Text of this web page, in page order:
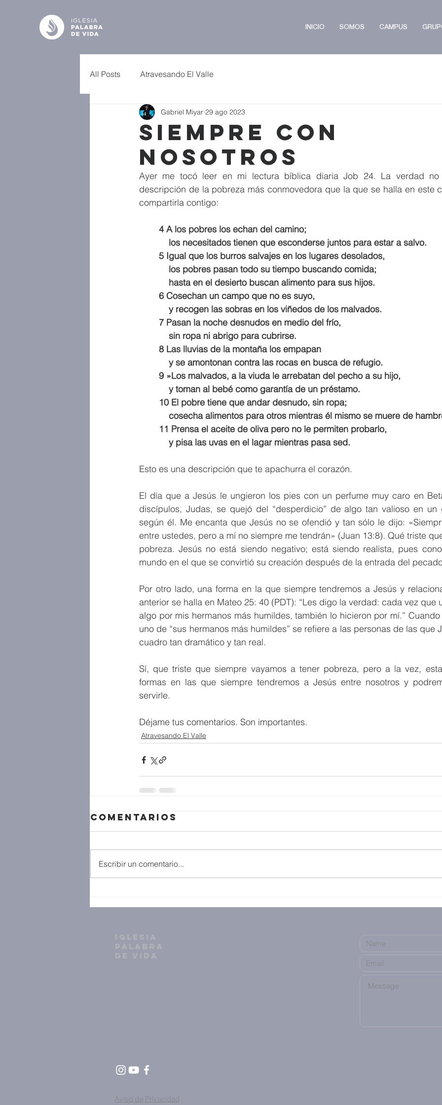
INICIO SOMOS CAMPUS
All Posts Atravesando El Valle
Siempre con
Nosotros
Gabriel Miyar 29 ago 2023
Ayer me tocó leer en mi lectura bíblica diaria Job 24. La verdad no
descripción de la pobreza más conmovedora que la que se halla en este
compartirla contigo:
4 A los pobres los echan del camino;
    los necesitados tienen que esconderse juntos para estar a salvo.
5 Igual que los burros salvajes en los lugares desolados,
    los pobres pasan todo su tiempo buscando comida;
    hasta en el desierto buscan alimento para sus hijos.
6 Cosechan un campo que no es suyo,
    y recogen las sobras en los viñedos de los malvados.
7 Pasan la noche desnudos en medio del frío,
    sin ropa ni abrigo para cubrirse.
8 Las lluvias de la montaña los empapan
    y se amontonan contra las rocas en busca de refugio.
9 »Los malvados, a la viuda le arrebatan del pecho a su hijo,
    y toman al bebé como garantía de un préstamo.
10 El pobre tiene que andar desnudo, sin ropa;
cosecha alimentos para otros mientras él mismo se muere de
11 Prensa el aceite de oliva pero no le permiten probarlo,
    y pisa las uvas en el lagar mientras pasa sed.
Esto es una descripción que te apachurra el corazón.
El día que a Jesús le ungieron los pies con un perfume muy caro en
discípulos, Judas, se quejó del “desperdicio” de algo tan valioso en un
según él. Me encanta que Jesús no se ofendió y tan sólo le dijo:
entre ustedes, pero a mí no siempre me tendrán» (Juan 13:8). Qué triste
pobreza. Jesús no está siendo negativo; está siendo realista, pues
mundo en el que se convirtió su creación después de la entrada del
Por otro lado, una forma en la que siempre tendremos a Jesús y
anterior se halla en Mateo 25: 40 (PDT): “Les digo la verdad: cada vez que
algo por mis hermanos más humildes, también lo hicieron por mí.”
uno de “sus hermanos más humildes” se refiere a las personas de las que
cuadro tan dramático y tan real.
Sí, que triste que siempre vayamos a tener pobreza, pero a la vez,
formas en las que siempre tendremos a Jesús entre nosotros y
servirle.
Déjame tus comentarios. Son importantes.
Atravesando El Valle
Comentarios
Escribir un comentario...
Aviso de Privacidad